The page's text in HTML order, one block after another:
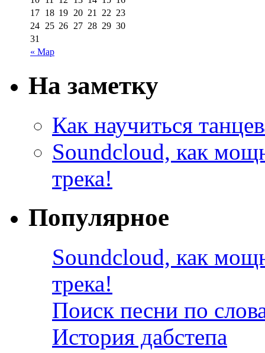
« Мар
17 18 19 20 21 22 23
24 25 26 27 28 29 30
31
На заметку
Как научиться
Soundcloud, как
трека!
Популярное
Soundcloud, как
трека!
Поиск песни по
История дабстепа